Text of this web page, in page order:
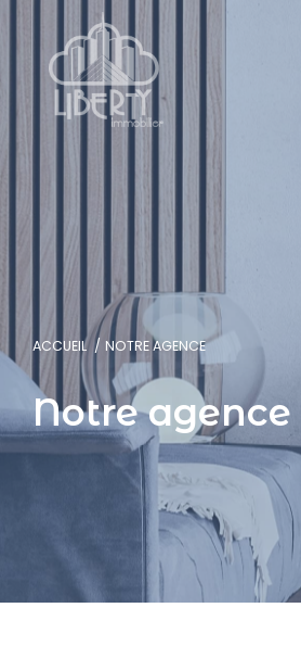
ACCUEIL NOTRE AGENCE
Notre agence